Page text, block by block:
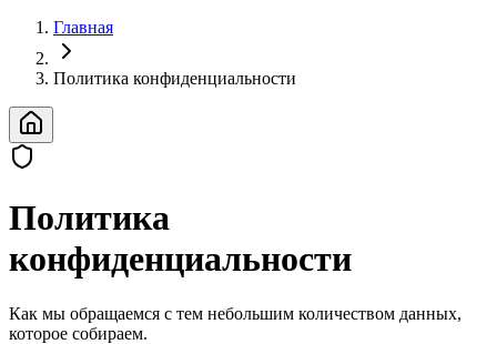
Главная
Политика конфиденциальности
Политика
конфиденциальности
Как мы обращаемся с тем небольшим количеством данных,
которое собираем.